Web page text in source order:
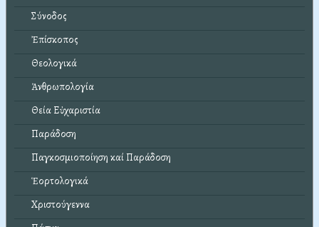
Σύνοδος
Ἐπίσκοπος
Θεολογικά
Ἀνθρωπολογία
Θεία Εὐχαριστία
Παράδοση
Παγκοσμιοποίηση καί Παράδοση
Ἑορτολογικά
Χριστούγεννα